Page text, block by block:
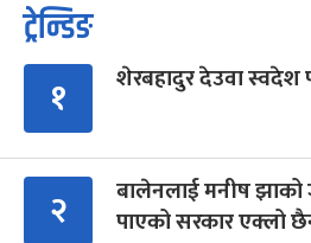
ट्रेन्डिङ
१ शेरबहादुर देउवा स्वदेश
२
बालेनलाई मनीष
पाएको सरकार एक्लो